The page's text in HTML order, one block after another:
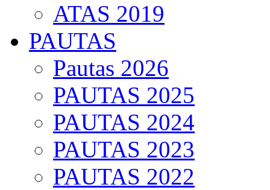
ATAS 2019
PAUTAS
Pautas 2026
PAUTAS 2025
PAUTAS 2024
PAUTAS 2023
PAUTAS 2022